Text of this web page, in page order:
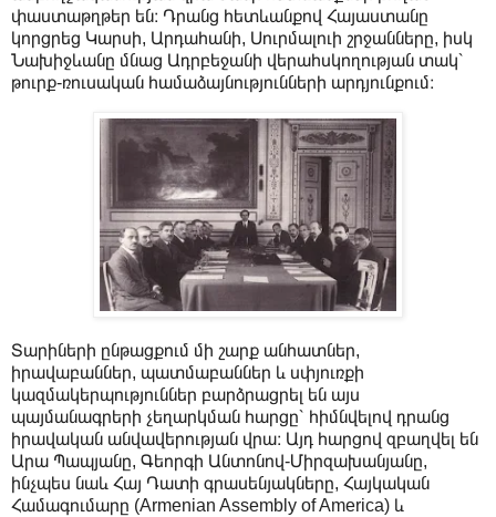
փաստաթղթեր են։ Դրանց հետևանքով Հայաստանը
կորցրեց Կարսի, Արդահանի, Սուրմալուի շրջանները, իսկ
Նախիջևանը մնաց Ադրբեջանի վերահսկողության տակ՝
թուրք-ռուսական համաձայնությունների արդյունքում։
Տարիների ընթացքում մի շարք անհատներ,
իրավաբաններ, պատմաբաններ և սփյուռքի
կազմակերպություններ բարձրացրել են այս
պայմանագրերի չեղարկման հարցը՝ հիմնվելով դրանց
իրավական անվավերության վրա։ Այդ հարցով զբաղվել են
Արա Պապյանը, Գեորգի Անտոնով-Միրզախանյանը,
ինչպես նաև Հայ Դատի գրասենյակները, Հայկական
Համագումարը (Armenian Assembly of America) և